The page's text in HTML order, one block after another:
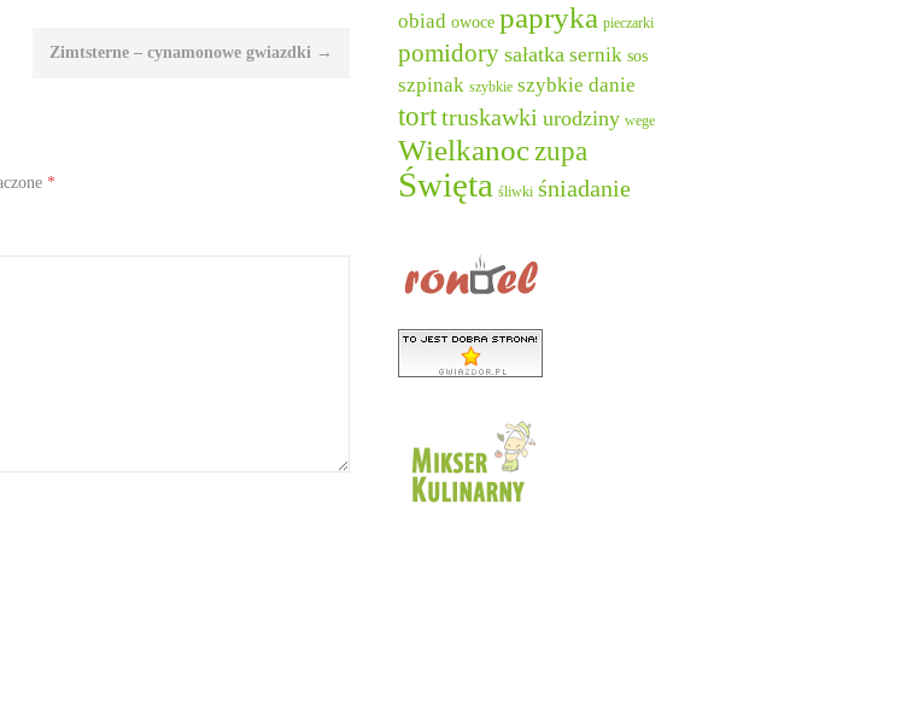
Zimtsterne – cynamonowe gwiazdki →
*
obiad owoce papryka pieczarki
pomidory sałatka sernik sos
szpinak szybkie szybkie danie
torttruskawki urodziny wege
Wielkanoczupa
Święta śliwki śniadanie